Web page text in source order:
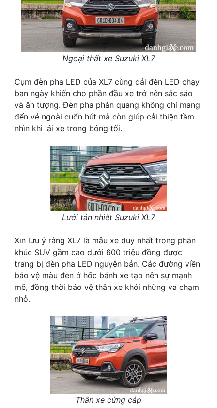
Ngoại thất xe Suzuki XL7
Cụm đèn pha LED của XL7 cùng dải đèn LED chạy
ban ngày khiến cho phần đầu xe trở nên sắc sảo
và ấn tượng. Đèn pha phản quang không chỉ mang
đến vẻ ngoài cuốn hút mà còn giúp cải thiện tầm
nhìn khi lái xe trong bóng tối.
Lưới tản nhiệt Suzuki XL7
Xin lưu ý rằng XL7 là mẫu xe duy nhất trong phân
khúc SUV gầm cao dưới 600 triệu đồng được
trang bị đèn pha LED nguyên bản. Các đường viền
bảo vệ màu đen ở hốc bánh xe tạo nên sự mạnh
mẽ, đồng thời bảo vệ thân xe khỏi những va chạm
nhỏ.
Thân xe cứng cáp